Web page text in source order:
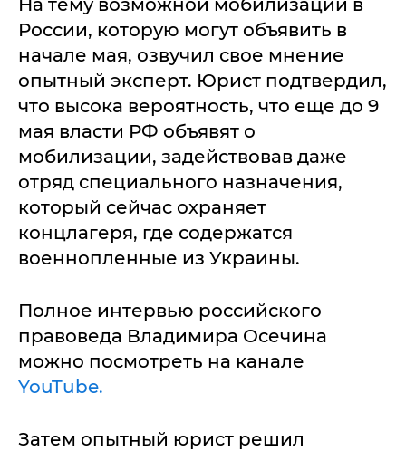
На тему возможной мобилизации в
России, которую могут объявить в
начале мая, озвучил свое мнение
опытный эксперт. Юрист подтвердил,
что высока вероятность, что еще до 9
мая власти РФ объявят о
мобилизации, задействовав даже
отряд специального назначения,
который сейчас охраняет
концлагеря, где содержатся
военнопленные из Украины.
Полное интервью российского
правоведа Владимира Осечина
можно посмотреть на канале
YouTube.
Затем опытный юрист решил